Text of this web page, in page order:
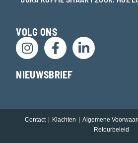
VOLG ONS
NIEUWSBRIEF
Contact Klachten Algemene
Retourbeleid